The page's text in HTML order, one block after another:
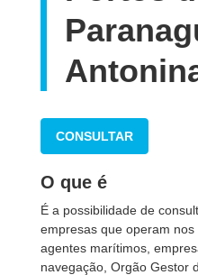
CONSULTAR
O que é
É a possibilidade de
empresas que operam nos
agentes marítimos,
navegação, Orgão Gestor